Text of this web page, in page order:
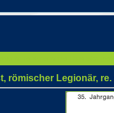
römischer Legionär,